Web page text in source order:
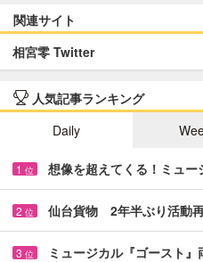
関連サイト
相宮零 Twitter
人気記事ランキング
Daily
1 位 想像を超えてくる！ミュ
2 位 仙台貨物 2年半ぶり活動
3 位 ミュージカル『ゴースト